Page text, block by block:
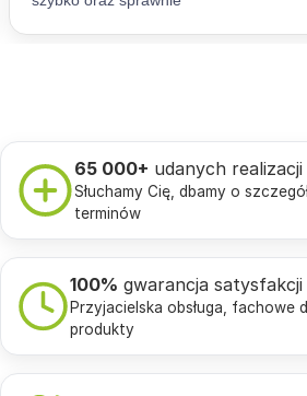
65 000+ udanych realizacji
Słuchamy Cię, dbamy o
terminów
100% gwarancja satysfakcji
Przyjacielska obsługa, fachowe
produkty